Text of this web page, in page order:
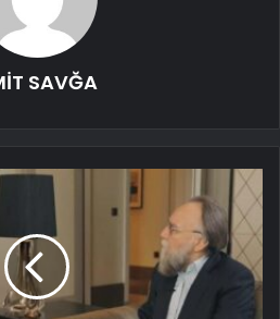
SAVĞA